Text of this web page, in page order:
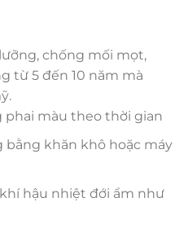
chống mối mọt,
từ 5 đến 10 năm mà
phai màu theo thời gian
bằng khăn khô hoặc máy
hậu nhiệt đới ẩm như